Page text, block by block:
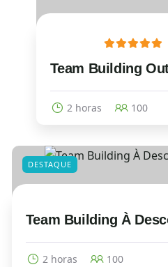
Team Building
2 horas 100
DESTAQUE
Team Building À
2 horas 100